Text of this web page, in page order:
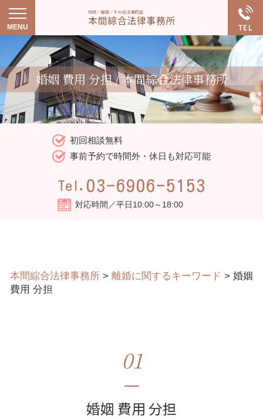
婚姻 費用 分担 / 本間綜合法律事務所
初回相談無料
事前予約で時間外・休日も対応可能
Tel. 03-6906-5153
対応時間／平日10:00～18:00
本間綜合法律事務所 > 離婚に関するキーワード > 婚姻
費用 分担
01
婚姻 費用 分担